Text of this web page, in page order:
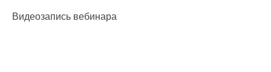
Видеозапись вебинара